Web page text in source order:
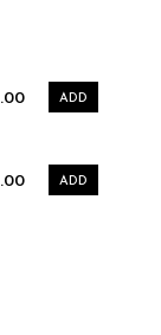
ADD
ADD